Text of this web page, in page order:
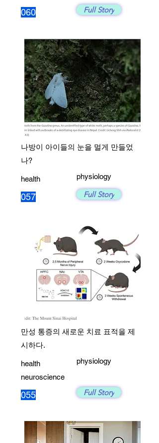
060 Full Story
나방이 아이들의 눈을 멀게 만들었
나?
health
057
physiology
Full Story
만성 통증의 새로운 치료 표적을 제
시하다.
health
neuroscience
055
physiology
Full Story